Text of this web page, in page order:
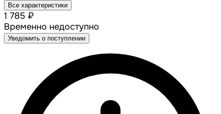
Все характеристики
1 785 ₽
Временно недоступно
Уведомить о поступлении